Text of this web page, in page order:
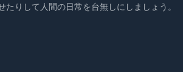
りして人間の日常を台無しにしましょう。